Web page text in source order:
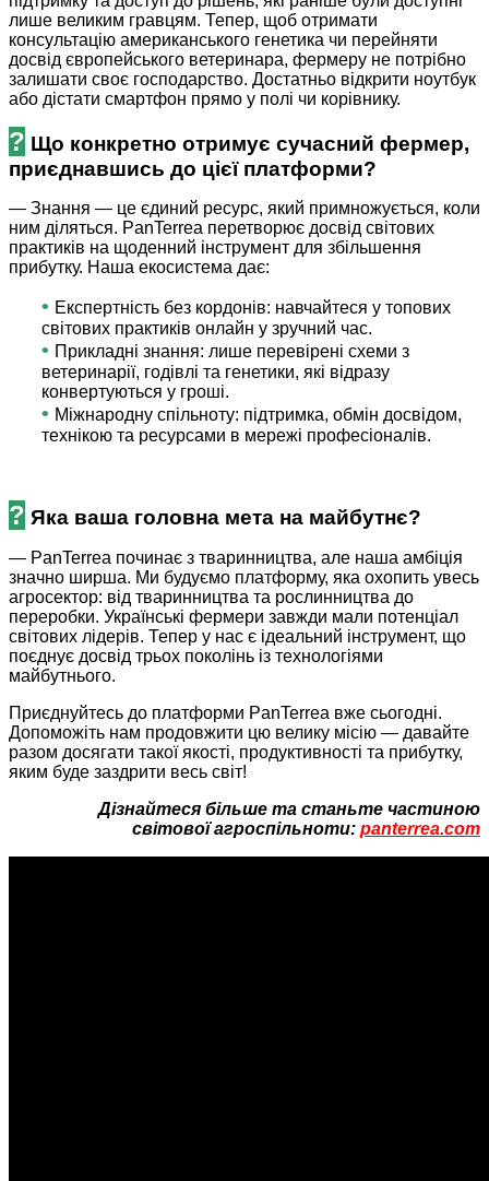
лише великим гравцям. Тепер, щоб отримати
консультацію американського генетика чи перейняти
досвід європейського ветеринара, фермеру не потрібно
залишати своє господарство. Достатньо відкрити ноутбук
або дістати смартфон прямо у полі чи корівнику.
? Що конкретно отримує сучасний фермер,
приєднавшись до цієї платформи?
— Знання — це єдиний ресурс, який примножується, коли
ним діляться. PanTerrea перетворює досвід світових
практиків на щоденний інструмент для збільшення
прибутку. Наша екосистема дає:
• Експертність без кордонів: навчайтеся у топових
світових практиків онлайн у зручний час.
• Прикладні знання: лише перевірені схеми з
ветеринарії, годівлі та генетики, які відразу
конвертуються у гроші.
• Міжнародну спільноту: підтримка, обмін досвідом,
технікою та ресурсами в мережі професіоналів.
? Яка ваша головна мета на майбутнє?
— PanTerrea починає з тваринництва, але наша амбіція
значно ширша. Ми будуємо платформу, яка охопить увесь
агросектор: від тваринництва та рослинництва до
переробки. Українські фермери завжди мали потенціал
світових лідерів. Тепер у нас є ідеальний інструмент, що
поєднує досвід трьох поколінь із технологіями
майбутнього.
Приєднуйтесь до платформи PanTerrea вже сьогодні.
Допоможіть нам продовжити цю велику місію — давайте
разом досягати такої якості, продуктивності та прибутку,
яким буде заздрити весь світ!
Дізнайтеся більше та станьте частиною
світової агроспільноти: panterrea.com